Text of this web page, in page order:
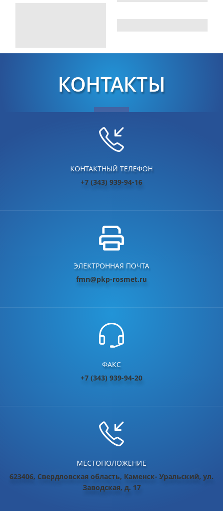
КОНТАКТЫ
КОНТАКТНЫЙ ТЕЛЕФОН
+7 (343) 939-94-16
ЭЛЕКТРОННАЯ ПОЧТА
fmn@pkp-rosmet.ru
ФАКС
+7 (343) 939-94-20
МЕСТОПОЛОЖЕНИЕ
623406, Свердловская область, Каменск- Уральский, ул.
Заводская, д. 17